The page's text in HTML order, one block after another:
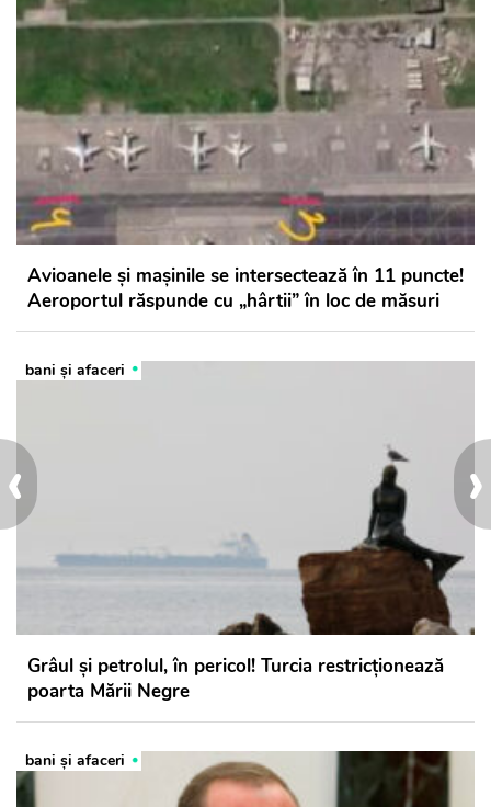
›
‹
Avioanele și mașinile se intersectează în 11 puncte!
Aeroportul răspunde cu „hârtii” în loc de măsuri
bani și afaceri
Grâul și petrolul, în pericol! Turcia restricționează
poarta Mării Negre
bani și afaceri